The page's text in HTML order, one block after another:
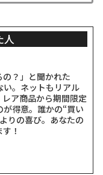
人
の？」と聞かれた
い。ネットもリアル
ア商品から期間限定
得意。誰かの“買い
りの喜び。あなたの
！